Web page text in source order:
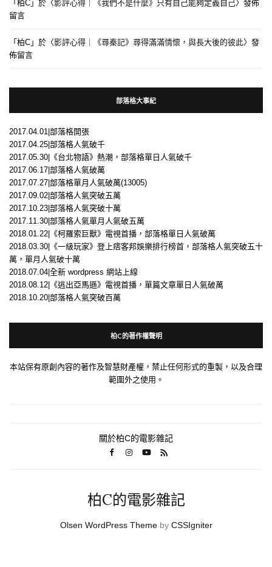
「柏C 」於〈影評心得｜《我們不是什麼》只有自己能夠定義自己〉發佈
留言
「柏C 」於〈影評心得｜《尋秦記》尋得滿滿情懷，與長大後的彼此〉發
佈留言
部落格大事紀
2017.04.01|部落格開張
2017.04.25|部落格人氣破千
2017.05.30|《台北物語》熱潮，部落格單日人氣破千
2017.06.17|部落格人氣破萬
2017.07.27|部落格單月人氣破萬(13005)
2017.09.02|部落格人氣突破五萬
2017.10.23|部落格人氣突破十萬
2017.11.30|部落格人氣單月人氣破五萬
2018.01.22|《柯羅索巨獸》電視首播，部落格單日人氣破萬
2018.03.30|《一級玩家》登上痞客邦娛樂排行榜首，部落格人氣突破五十
萬，單月人氣破十萬
2018.07.04|全新 wordpress 網站上線
2018.08.12|《逃出亞馬遜》電視首播，單篇文章單日人氣破萬
2018.10.20|部落格人氣突破百萬
柏C的著作權聲明
本站保有原創內容的著作及智慧財產權，禁止任何形式的重製，以及合理
範圍外之使用。
關於柏C的電影雜記
柏C的電影雜記
Olsen WordPress Themeby CSSIgniter